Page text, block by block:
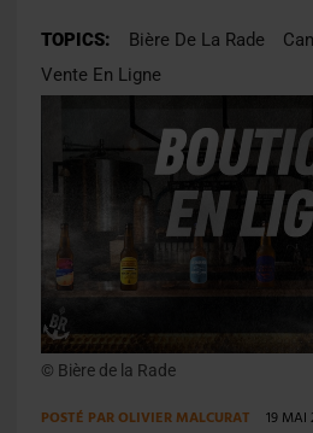
TOPICS: Bière De La Rade
Vente En Ligne
© Bière de la Rade
POSTÉ PAROLIVIER MALCURAT 19 MAI